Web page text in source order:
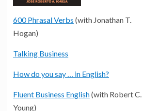
600 Phrasal Verbs (with Jonathan T.
Hogan)
Talking Business
How do you say … in English?
Fluent Business English(with Robert C.
Young)